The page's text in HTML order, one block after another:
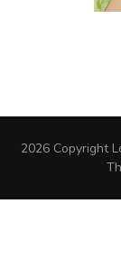
2026 Copyright